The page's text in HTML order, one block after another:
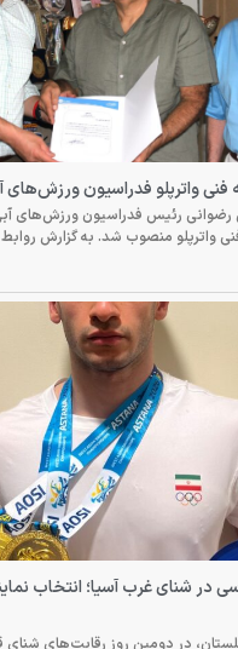
واترپلو فدراسیون ورزش‌های
رئیس فدراسیون ورزش‌های
واترپلو منصوب شد. به گزارش
شنای غرب آسیا؛ انتخاب
در دومین روز رقابت‌های شنای